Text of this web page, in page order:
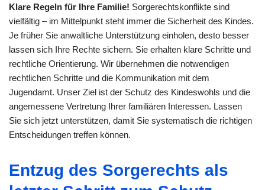
Klare Regeln für Ihre Familie! Sorgerechtskonflikte sind
vielfältig – im Mittelpunkt steht immer die Sicherheit des Kindes.
Je früher Sie anwaltliche Unterstützung einholen, desto besser
lassen sich Ihre Rechte sichern. Sie erhalten klare Schritte und
rechtliche Orientierung. Wir übernehmen die notwendigen
rechtlichen Schritte und die Kommunikation mit dem
Jugendamt. Unser Ziel ist der Schutz des Kindeswohls und die
angemessene Vertretung Ihrer familiären Interessen. Lassen
Sie sich jetzt unterstützen, damit Sie systematisch die richtigen
Entscheidungen treffen können.
Entzug des Sorgerechts als